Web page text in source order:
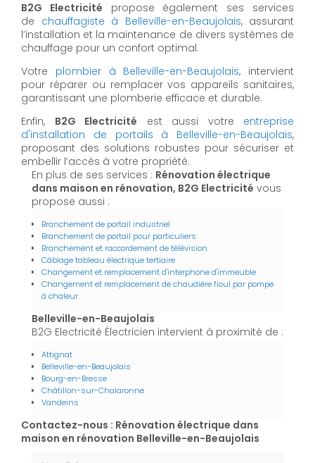
B2G Electricité propose également ses services
de chauffagiste à Belleville-en-Beaujolais, assurant
l’installation et la maintenance de divers systèmes de
chauffage pour un confort optimal.
Votre plombier à Belleville-en-Beaujolais, intervient
pour réparer ou remplacer vos appareils sanitaires,
garantissant une plomberie efficace et durable.
Enfin, B2G Electricité est aussi votre entreprise
d'installation de portails à Belleville-en-Beaujolais,
proposant des solutions robustes pour sécuriser et
embellir l’accès à votre propriété.
En plus de ses services : Rénovation électrique
dans maison en rénovation, B2G Electricité vous
propose aussi :
Branchement de portail industriel
Branchement de portail pour particuliers
Branchement et raccordement de télévision
Câblage tableau électrique tertiaire
Changement et remplacement d'interphone d'immeuble
Changement et remplacement de chaudière fioul par pompe
à chaleur
Belleville-en-Beaujolais
B2G Electricité Électricien intervient à proximité de :
Attignat
Belleville-en-Beaujolais
Bourg-en-Bresse
Châtillon-sur-Chalaronne
Vandeins
Contactez-nous : Rénovation électrique dans
maison en rénovation Belleville-en-Beaujolais